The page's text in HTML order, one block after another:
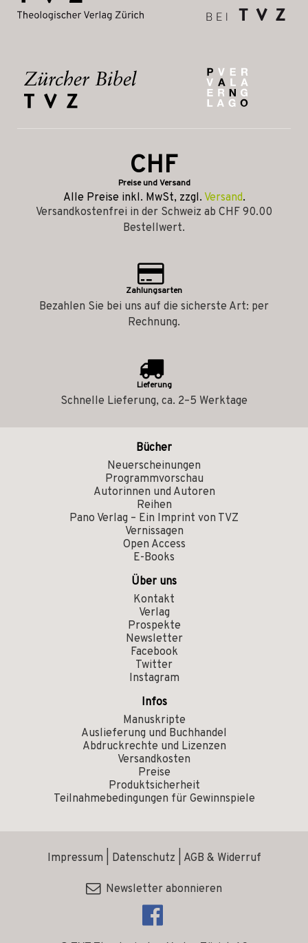
CHF
Preise und Versand
Alle Preise inkl. MwSt, zzgl. Versand.
Versandkostenfrei in der Schweiz ab CHF 90.00
Bestellwert.
Zahlungsarten
Bezahlen Sie bei uns auf die sicherste Art: per
Rechnung.
Lieferung
Schnelle Lieferung, ca. 2–5 Werktage
Bücher
Neuerscheinungen
Programmvorschau
Autorinnen und Autoren
Reihen
Pano Verlag – Ein Imprint von TVZ
Vernissagen
Open Access
E-Books
Über uns
Kontakt
Verlag
Prospekte
Newsletter
Facebook
Twitter
Instagram
Infos
Manuskripte
Auslieferung und Buchhandel
Abdruckrechte und Lizenzen
Versandkosten
Preise
Produktsicherheit
Teilnahmebedingungen für Gewinnspiele
Impressum Datenschutz AGB & Widerruf
Newsletter abonnieren